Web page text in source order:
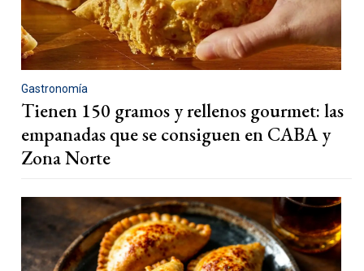
Gastronomía
Tienen 150 gramos y rellenos gourmet: las
empanadas que se consiguen en CABA y
Zona Norte